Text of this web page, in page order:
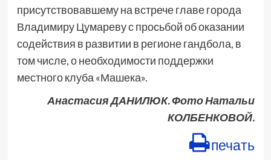
присутствовавшему на встрече главе города
Владимиру Цумареву с просьбой об оказании
содействия в развитии в регионе гандбола, в
том числе, о необходимости поддержки
местного клуба «Машека».
Анастасия ДАНИЛЮК. Фото Натальи
КОЛБЕНКОВОЙ.
печать